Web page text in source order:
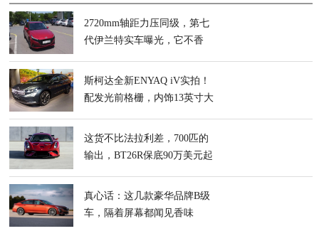
2720mm轴距力压同级，第七
代伊兰特实车曝光，它不香
斯柯达全新ENYAQ iV实拍！
配发光前格栅，内饰13英寸大
这货不比法拉利差，700匹的
输出，BT26R保底90万美元起
真心话：这几款豪华品牌B级
车，隔着屏幕都闻见香味